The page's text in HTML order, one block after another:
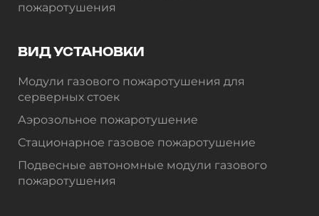
пожаротушения
ВИД УСТАНОВКИ
Модули газового пожаротушения для
серверных стоек
Аэрозольное пожаротушение
Стационарное газовое пожаротушение
Подвесные автономные модули газового
пожаротушения